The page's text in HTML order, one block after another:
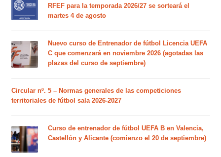
RFEF para la temporada 2026/27 se sorteará el
martes 4 de agosto
Nuevo curso de Entrenador de fútbol Licencia UEFA
C que comenzará en noviembre 2026 (agotadas las
plazas del curso de septiembre)
Circular nº. 5 – Normas generales de las competiciones
territoriales de fútbol sala 2026-2027
Curso de entrenador de fútbol UEFA B en Valencia,
Castellón y Alicante (comienzo el 20 de septiembre)